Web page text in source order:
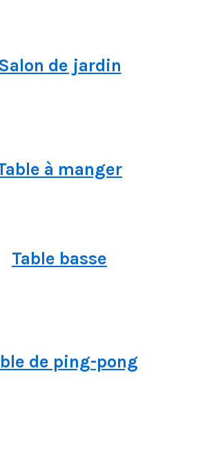
Salon de jardin
à manger
Table basse
de ping-pong